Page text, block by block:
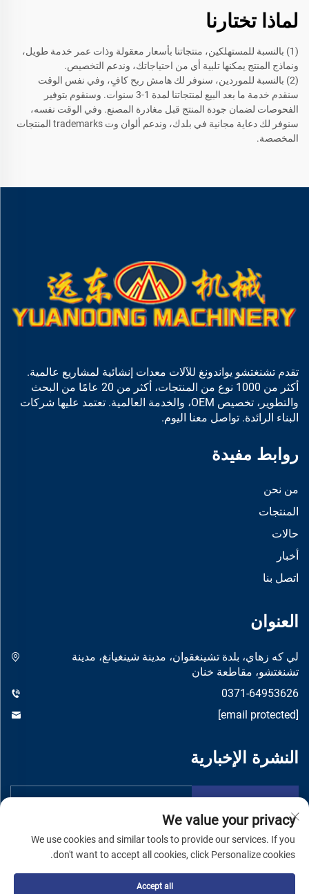
لماذا تختارنا
(1) بالنسبة للمستهلكين، منتجاتنا بأسعار معقولة وذات عمر خدمة طويل،
ونماذج المنتج يمكنها تلبية أي من احتياجاتك، وندعم التخصيص.
(2) بالنسبة للموردين، سنوفر لك هامش ربح كافٍ، وفي نفس الوقت
سنقدم خدمة ما بعد البيع لمنتجاتنا لمدة 1-3 سنوات. وسنقوم بتوفير
الفحوصات لضمان جودة المنتج قبل مغادرة المصنع. وفي الوقت نفسه،
سنوفر لك دعاية مجانية في بلدك، وندعم ألوان وت trademarks المنتجات
المخصصة.
تقدم تشنغتشو يواندونغ للآلات معدات إنشائية لمشاريع عالمية.
أكثر من 1000 نوع من المنتجات، أكثر من 20 عامًا من البحث
والتطوير، تخصيص OEM، والخدمة العالمية. تعتمد عليها شركات
البناء الرائدة. تواصل معنا اليوم.
روابط مفيدة
من نحن
المنتجات
حالات
أخبار
اتصل بنا
العنوان
لي كه زهاي، بلدة تشينغقوان، مدينة شينغيانغ، مدينة
تشنغتشو، مقاطعة خنان
0371-64953626
[email protected]
النشرة الإخبارية
We value your privacy
We use cookies and similar tools to provide our services. If you
don't want to accept all cookies, click Personalize cookies.
Accept all